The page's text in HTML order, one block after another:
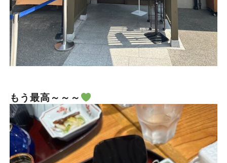
もう最高～～～